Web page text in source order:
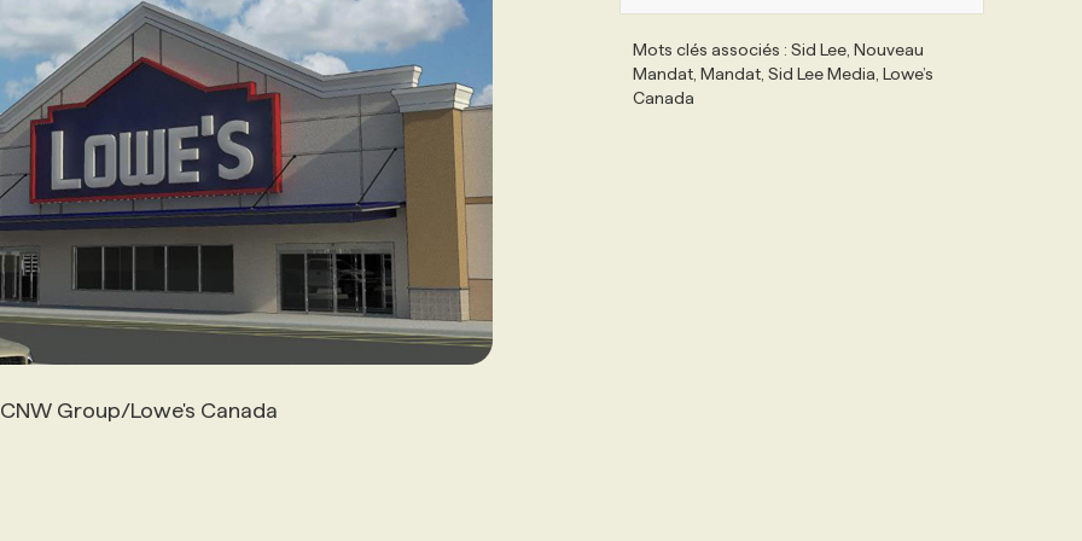
Group/Lowe's Canada
Mots clés associés : Sid Lee, Nouveau
Mandat, Mandat, Sid Lee Media, Lowe’s
Canada